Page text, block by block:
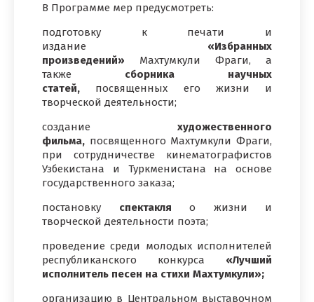
В Программе мер предусмотреть:
подготовку к печати и
издание «Избранных
произведений» Махтумкули Фраги, а
также сборника научных
статей, посвященных его жизни и
творческой деятельности;
создание художественного
фильма, посвященного Махтумкули Фраги,
при сотрудничестве кинематографистов
Узбекистана и Туркменистана на основе
государственного заказа;
постановку спектакля о жизни и
творческой деятельности поэта;
проведение среди молодых исполнителей
республиканского конкурса «Лучший
исполнитель песен на стихи Махтумкули»;
организацию в Центральном выставочном